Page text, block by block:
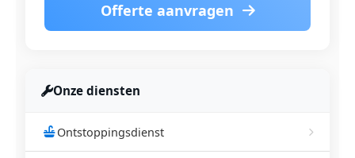
Offerte aanvragen
Onze diensten
Ontstoppingsdienst